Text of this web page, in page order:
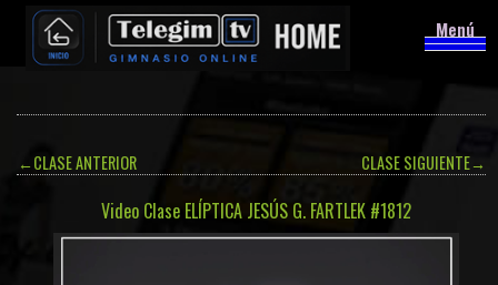
Menú
←CLASE ANTERIOR CLASE SIGUIENTE→
Video Clase ELÍPTICA JESÚS G. FARTLEK #1812